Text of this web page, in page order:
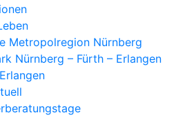
Metropolregion Nürnberg
Nürnberg – Fürth – Erlangen